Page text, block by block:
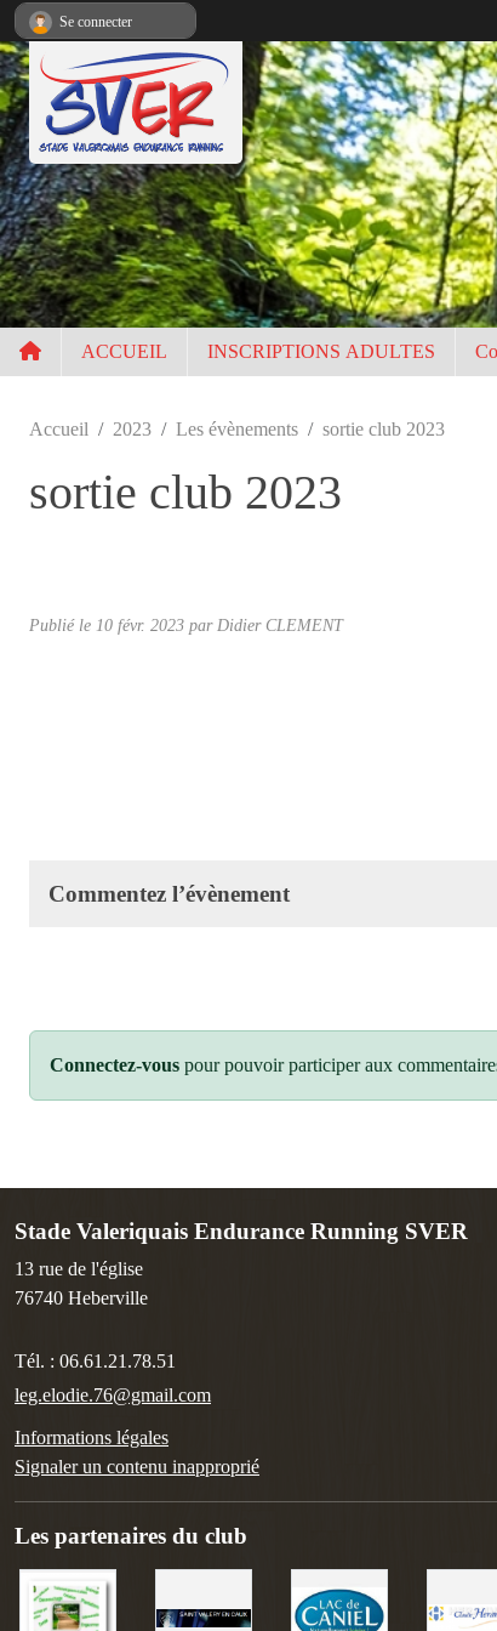
ACCUEIL INSCRIPTIONS ADULTES
Accueil 2023 Les évènements sortie club 2023
sortie club 2023
Publié le 10 févr. 2023 par Didier CLEMENT
Commentez l’évènement
Connectez-vous pour pouvoir participer aux
Stade Valeriquais Endurance Running SVER
13 rue de l'église
76740 Heberville
Tél. : 06.61.21.78.51
leg.elodie.76@gmail.com
Informations légales
Signaler un contenu inapproprié
Les partenaires du club
Se connecter
Panneau de gestion des cookies